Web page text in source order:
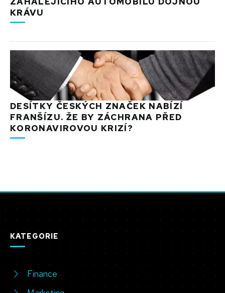
KRÁVU
DESÍTKY ČESKÝCH ZNAČEK NABÍZÍ
FRANŠÍZU. ŽE BY ZÁCHRANA PŘED
KORONAVIROVOU KRIZÍ?
KATEGORIE
Finance